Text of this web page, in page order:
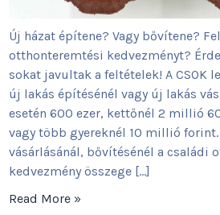
Új házat építene? Vagy bővítene?
otthonteremtési kedvezményt?
sokat javultak a feltételek! A CSOK
új lakás építésénél vagy új lakás
esetén 600 ezer, kettőnél 2 millió
vagy több gyereknél 10 millió
vásárlásánál, bővítésénél a családi
kedvezmény összege […]
Read More »